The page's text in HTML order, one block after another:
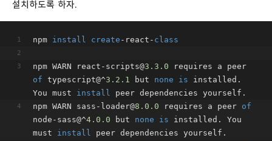
설치하도록 하자.
npm install create -react- class
npm WARN react-scripts@3.3 .0
of typescript@^3.2 .1 but none is installed.
You must install peer dependencies yourself.
npm WARN sass-loader@8.0 .0 requires a peer of
node-sass@^4.0 .0 but none is installed. You
must install peer dependencies yourself.